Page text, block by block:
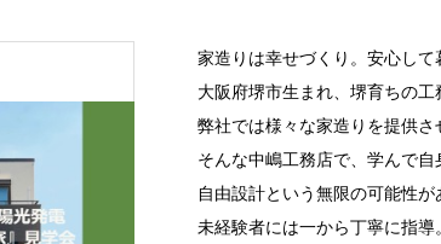
家造りは幸せづくり。安心して
大阪府堺市生まれ、堺育ちの
弊社では様々な家造りを提供
そんな中嶋工務店で、学んで
自由設計という無限の可能性
未経験者には一から丁寧に指